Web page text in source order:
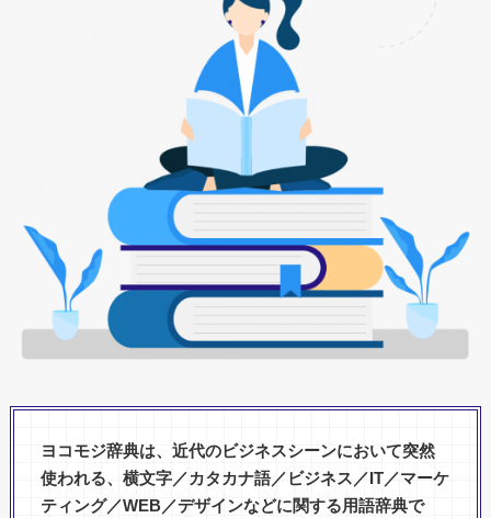
ヨコモジ辞典は、近代のビジネスシーンにおいて突然
使われる、横文字／カタカナ語／ビジネス／IT／マーケ
ティング／WEB／デザインなどに関する用語辞典で